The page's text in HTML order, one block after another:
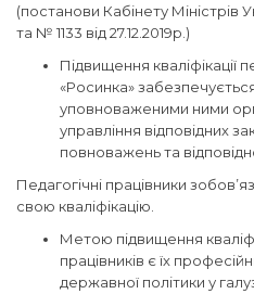
(постанови Кабінету Міністрів
та № 1133 від 27.12.2019р.)
Підвищення кваліфікації
«Росинка»
уповноваженими ними
управління відповідних
повноважень та
Педагогічні працівники
свою кваліфікацію.
Метою підвищення
працівників є їх
державної політики у